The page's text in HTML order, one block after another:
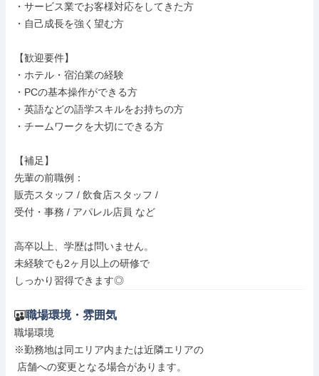
・サービス業でお客様対応をしてきた方
・自己成長を強く望む方
【歓迎要件】
・ホテル・宿泊業の経験
・PCの基本操作ができる方
・英語などの語学スキルをお持ちの方
・チームワークを大切にできる方
【補足】
先輩の前職例：
販売スタッフ / 飲食店スタッフ /
受付・事務 / アパレル店員 など
高卒以上、学歴は問いません。
未経験でも2ヶ月以上の研修で
しっかり習得できます◎
職場環境・雰囲気
職場環境
※勤務地は同エリア内または近隣エリアの